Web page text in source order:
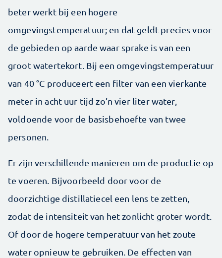
beter werkt bij een hogere
omgevingstemperatuur; en dat geldt precies voor
de gebieden op aarde waar sprake is van een
groot watertekort. Bij een omgevingstemperatuur
van 40 °C produceert een filter van een vierkante
meter in acht uur tijd zo’n vier liter water,
voldoende voor de basisbehoefte van twee
personen.
Er zijn verschillende manieren om de productie op
te voeren. Bijvoorbeeld door voor de
doorzichtige distillatiecel een lens te zetten,
zodat de intensiteit van het zonlicht groter wordt.
Of door de hogere temperatuur van het zoute
water opnieuw te gebruiken. De effecten van